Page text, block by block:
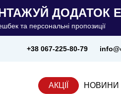
ДОДАТОК
та персональні пропозиції
+38 067-225-80-79
АКЦІЇ НОВИНИ